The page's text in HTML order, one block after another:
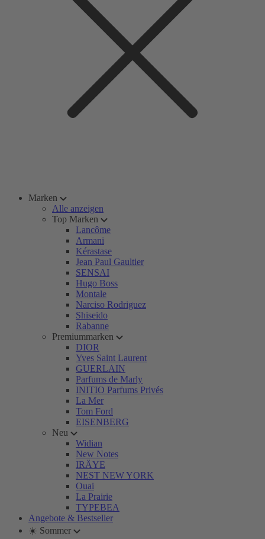
Marken
Alle anzeigen
Top Marken
Lancôme
Armani
Kérastase
Jean Paul Gaultier
SENSAI
Hugo Boss
Montale
Narciso Rodriguez
Shiseido
Rabanne
Premiummarken
DIOR
Yves Saint Laurent
GUERLAIN
Parfums de Marly
INITIO Parfums Privés
La Mer
Tom Ford
EISENBERG
Neu
Widian
New Notes
IRÄYE
NEST NEW YORK
Ouai
La Prairie
TYPEBEA
Angebote & Bestseller
☀️ Sommer